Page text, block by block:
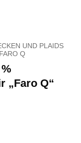
UND PLAIDS
FARO Q
„Faro Q“